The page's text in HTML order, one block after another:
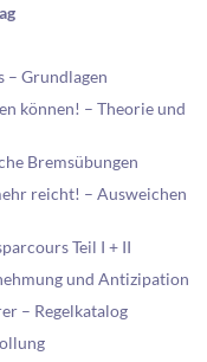
– Grundlagen
können! – Theorie und
Bremsübungen
reicht! – Ausweichen
Teil I + II
und Antizipation
– Regelkatalog